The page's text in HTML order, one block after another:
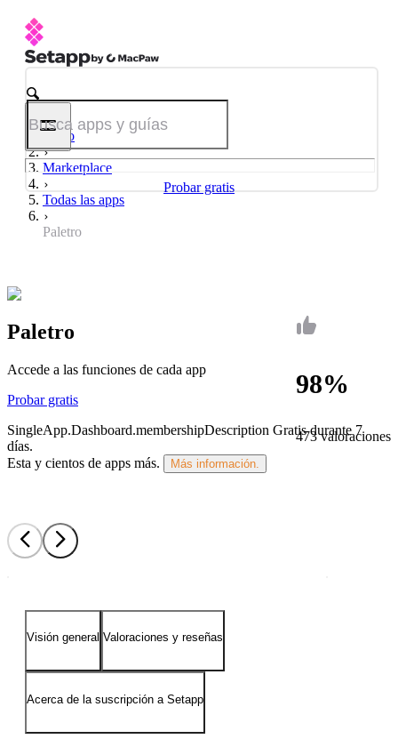
Probar gratis
Inicio
Marketplace
Todas las apps
Paletro
98%
473 valoraciones
Paletro
Accede a las funciones de cada app
Probar gratis
SingleApp.Dashboard.membershipDescription Gratis durante 7
días.
Esta y cientos de apps más.
Más información.
Visión general Valoraciones y reseñas
Acerca de la suscripción a Setapp